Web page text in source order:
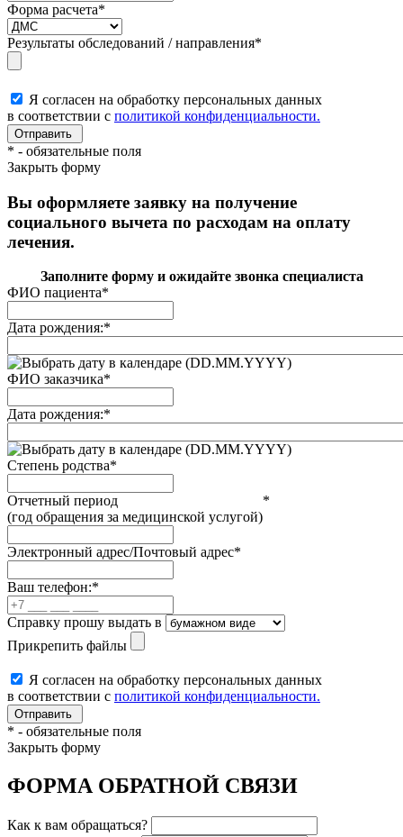
Форма расчета*
Результаты обследований / направления*
Я согласен на обработку персональных данных
в соответствии с политикой конфиденциальности.
* - обязательные поля
Закрыть форму
Вы оформляете заявку на получение
социального вычета по расходам на оплату
лечения.
Заполните форму и ожидайте звонка специалиста
ФИО пациента*
Дата рождения:*
(DD.MM.YYYY)
ФИО заказчика*
Дата рождения:*
(DD.MM.YYYY)
Степень родства*
Отчетный период
(год обращения за медицинской услугой)
*
Электронный адрес/Почтовый адрес*
Ваш телефон:*
Справку прошу выдать в
Прикрепить файлы
Я согласен на обработку персональных данных
в соответствии с политикой конфиденциальности.
* - обязательные поля
Закрыть форму
ФОРМА ОБРАТНОЙ СВЯЗИ
Как к вам обращаться?